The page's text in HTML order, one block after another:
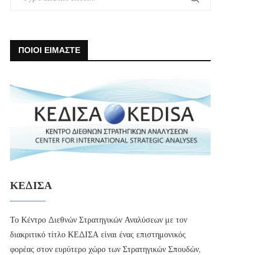
ΠΟΙΟΙ ΕΙΜΑΣΤΕ
ΚΕΔΙΣΑ
Το Κέντρο Διεθνών Στρατηγικών Αναλύσεων με τον
διακριτικό τίτλο ΚΕΔΙΣΑ είναι ένας επιστημονικός
φορέας στον ευρύτερο χώρο των Στρατηγικών Σπουδών,